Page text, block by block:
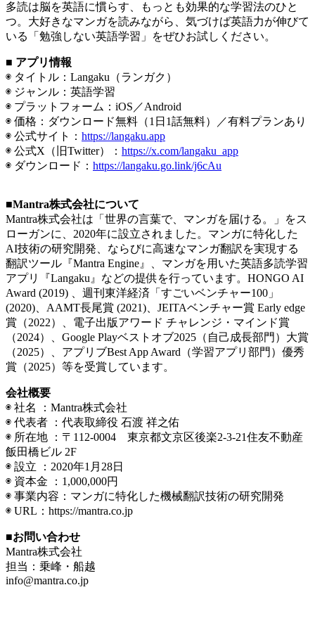
多読は脳を英語に慣らす、もっとも効果的な学習法のひと
つ。大好きなマンガを読みながら、気づけば英語力が伸びて
いる「勉強しない英語学習」をぜひお試しください。
■ アプリ情報
◉ タイトル：Langaku（ランガク）
◉ ジャンル：英語学習
◉ プラットフォーム：iOS／Android
◉ 価格：ダウンロード無料（1日1話無料）／有料プランあり
◉ 公式サイト： https://langaku.app
◉ 公式X（旧Twitter）： https://x.com/langaku_app
◉ ダウンロード： https://langaku.go.link/j6cAu
■Mantra株式会社について
Mantra株式会社は「世界の言葉で、マンガを届ける。」をス
ローガンに、2020年に設立されました。マンガに特化した
AI技術の研究開発、ならびに高速なマンガ翻訳を実現する
翻訳ツール『Mantra Engine』、マンガを用いた英語多読学習
アプリ『Langaku』などの提供を行っています。HONGO AI
Award (2019) 、週刊東洋経済「すごいベンチャー100」
(2020)、AAMT長尾賞 (2021)、JEITAベンチャー賞 Early edge
賞（2022）、電子出版アワード チャレンジ・マインド賞
（2024）、Google Playベストオブ2025（自己成長部門）大賞
（2025）、アプリブBest App Award（学習アプリ部門）優秀
賞（2025）等を受賞しています。
会社概要
◉ 社名 ：Mantra株式会社
◉ 代表者 ：代表取締役 石渡 祥之佑
◉ 所在地 ：〒112-0004 東京都文京区後楽2-3-21住友不動産
飯田橋ビル 2F
◉ 設立 ：2020年1月28日
◉ 資本金 ：1,000,000円
◉ 事業内容：マンガに特化した機械翻訳技術の研究開発
◉ URL：https://mantra.co.jp
■お問い合わせ
Mantra株式会社
担当：乗峰・船越
info@mantra.co.jp